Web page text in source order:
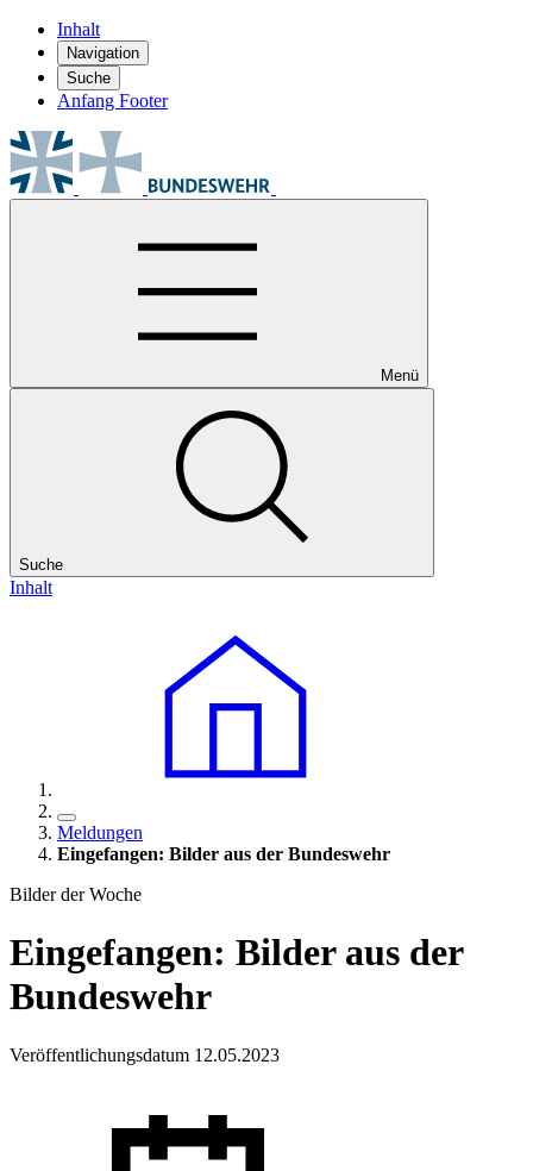
Inhalt
Navigation
Suche
Anfang Footer
Menü
Suche
Inhalt
Meldungen
Eingefangen: Bilder aus der Bundeswehr
Bilder der Woche
Eingefangen: Bilder aus der
Bundeswehr
Veröffentlichungsdatum 12.05.2023